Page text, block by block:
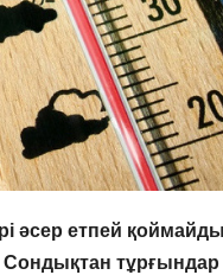
әсер етпей
Сондықтан тұрғындар